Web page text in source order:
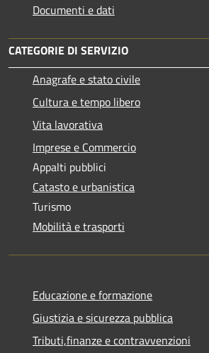
Documenti e dati
CATEGORIE DI SERVIZIO
Anagrafe e stato civile
Cultura e tempo libero
Vita lavorativa
Imprese e Commercio
Appalti pubblici
Catasto e urbanistica
Turismo
Mobilità e trasporti
Educazione e formazione
Giustizia e sicurezza pubblica
Tributi,finanze e contravvenzioni